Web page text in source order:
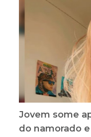
Jovem some
do namorado